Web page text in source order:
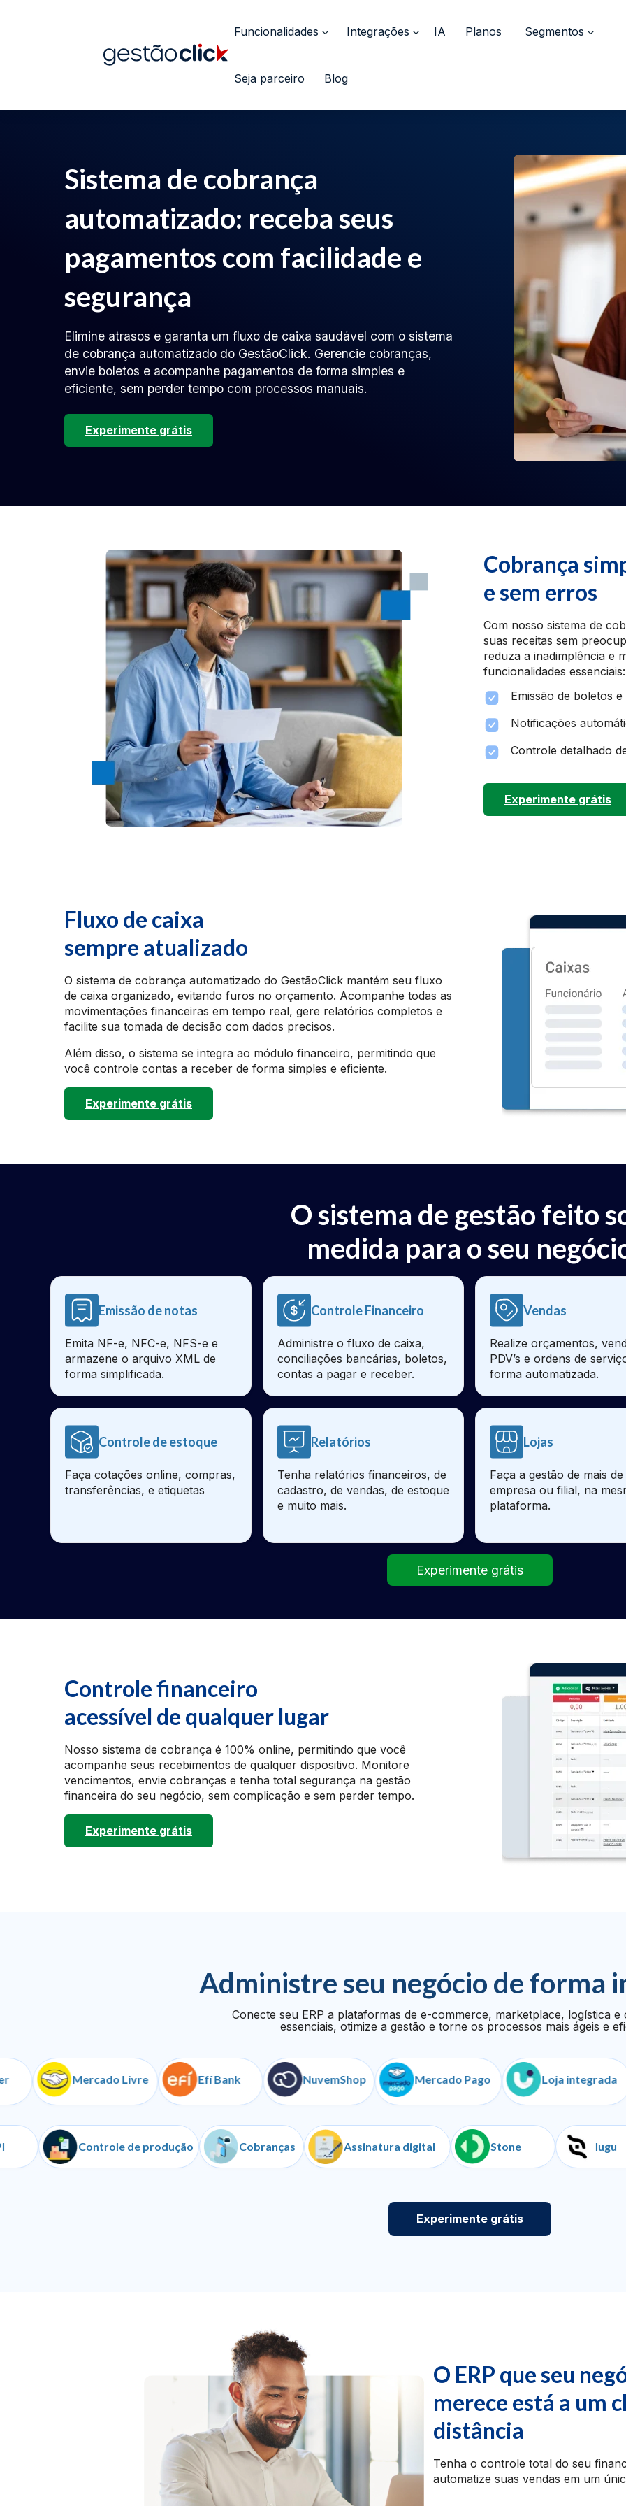
Funcionalidades Integrações IA Planos Segmentos
Seja parceiro Blog
Sistema de cobrança
automatizado: receba seus
pagamentos com facilidade e
segurança
Elimine atrasos e garanta um fluxo de caixa saudável com o sistema
de cobrança automatizado do GestãoClick. Gerencie cobranças,
envie boletos e acompanhe pagamentos de forma simples e
eficiente, sem perder tempo com processos manuais.
Experimente grátis
Cobrança
e sem erros
Com nosso sistema de
suas receitas sem
reduza a inadimplência e
funcionalidades essenciais:
Emissão de boletos
Notificações
Controle detalhado
Experimente grátis
Fluxo de caixa
sempre atualizado
O sistema de cobrança automatizado do GestãoClick mantém seu fluxo
de caixa organizado, evitando furos no orçamento. Acompanhe todas as
movimentações financeiras em tempo real, gere relatórios completos e
facilite sua tomada de decisão com dados precisos.
Além disso, o sistema se integra ao módulo financeiro, permitindo que
você controle contas a receber de forma simples e eficiente.
Experimente grátis
O sistema de gestão feito
medida para o seu
Emissão de notas
Emita NF-e, NFC-e, NFS-e e
armazene o arquivo XML de
forma simplificada.
Controle Financeiro
Administre o fluxo de caixa,
conciliações bancárias, boletos,
contas a pagar e receber.
Vendas
Realize orçamentos,
PDV’s e ordens de
forma automatizada.
Controle de estoque
Faça cotações online, compras,
transferências, e etiquetas
Relatórios
Tenha relatórios financeiros, de
cadastro, de vendas, de estoque
e muito mais.
Lojas
Faça a gestão de mais
empresa ou filial, na
plataforma.
Experimente grátis
Controle financeiro
acessível de qualquer lugar
Nosso sistema de cobrança é 100% online, permitindo que você
acompanhe seus recebimentos de qualquer dispositivo. Monitore
vencimentos, envie cobranças e tenha total segurança na gestão
financeira do seu negócio, sem complicação e sem perder tempo.
Experimente grátis
Administre seu negócio de forma
Conecte seu ERP a plataformas de e-commerce, marketplace, logística e
essenciais, otimize a gestão e torne os processos mais ágeis e
Mercado Livre Efí Bank NuvemShop Mercado Pago Loja integrada
API Controle de produção Cobranças Assinatura digital Stone
Experimente grátis
O ERP que seu
merece está a um
distância
Tenha o controle total do seu
automatize suas vendas em um